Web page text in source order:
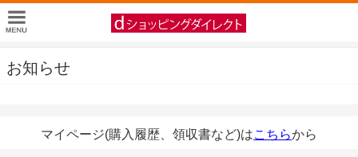
お知らせ
マイページ(購入履歴、領収書など)はこちらから